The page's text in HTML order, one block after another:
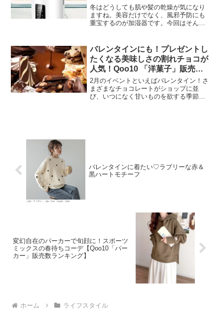
の“寝ながら保湿”アイテムも紹介
~
冬はどうしても肌や髪の乾燥が気になり
ますね。美容だけでなく、風邪予防にも
重宝するのが加湿器です。今回はそんな
ール「Qoo10」を運営するeBay Japan合
同会社は、...
バレンタインにも！プレゼントし
たくなる美味しさの割れチョコが
人気！Qoo10 「洋菓子」販売数
ランキング
2月のイベントといえばバレンタイン！さ
まざまなチョコレートがショップに並
び、いつになく甘いものを欲する季節で
バレンタインに着たい♡ラブリーな赤＆
黒ハートモチーフ
変幻自在のパーカーで旬顔に！スポーツ
ミックスの春待ちコーデ【Qoo10「パー
カー」販売数ランキング】
ホーム ライフスタイル